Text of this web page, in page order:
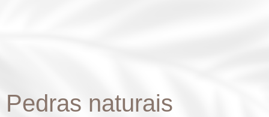
Pedras naturais